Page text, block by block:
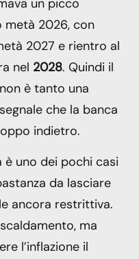
un picco
metà 2026, con
2027 e rientro al
nel 2028. Quindi il
è tanto una
che la banca
indietro.
è uno dei pochi casi
da lasciare
ancora restrittiva.
ma
l’inflazione il